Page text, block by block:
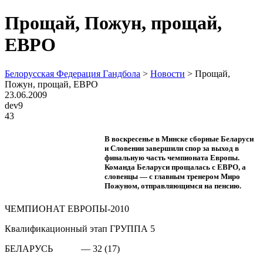
Прощай, Пожун, прощай,
ЕВРО
Белорусская Федерация Гандбола > Новости > Прощай,
Пожун, прощай, ЕВРО
23.06.2009
dev9
43
В воскресенье в Минске сборные Беларуси
и Словении завершили спор за выход в
финальную часть чемпионата Европы.
Команда Беларуси прощалась с ЕВРО, а
словенцы — с главным тренером Миро
Пожуном, отправляющимся на пенсию.
ЧЕМПИОНАТ ЕВРОПЫ-2010
Квалификационный этап ГРУППА 5
БЕЛАРУСЬ — 32 (17)